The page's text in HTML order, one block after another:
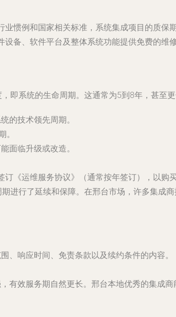
惯例和国家相关标准，系统集成项目的质保
备、软件平台及整体系统功能提供免费的维
即系统的生命周期。这通常为5到8年，甚至
的技术领先周期。
。
面临升级或改造。
《运维服务协议》（通常按年签订），以购
进行了延续和保障。在邢台市场，许多集成商
、响应时间、免责条款以及续约条件的内容。
有效服务期自然更长。邢台本地优秀的集成